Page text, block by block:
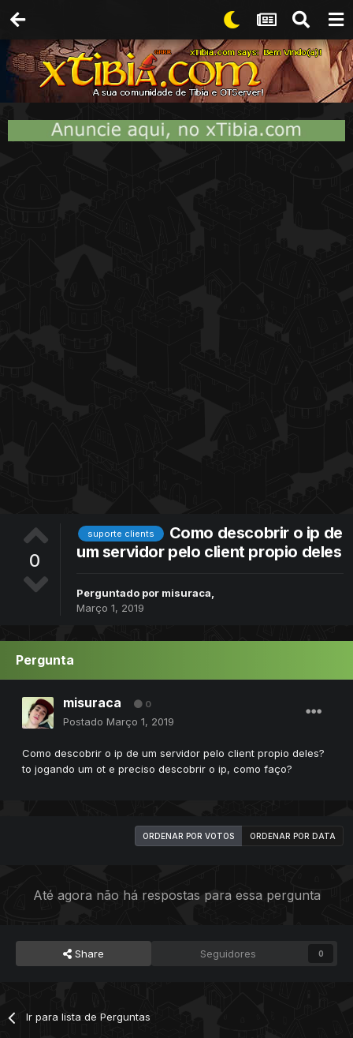
0
suporte clients
Como descobrir o ip de
um servidor pelo client propio deles
Perguntado por misuraca
Março 1, 2019
Pergunta
misuraca 0
Postado Março 1, 2019
Como descobrir o ip de um servidor pelo client propio deles?
to jogando um ot e preciso descobrir o ip, como faço?
ORDENAR POR VOTOS ORDENAR POR DATA
Até agora não há respostas para essa pergunta
Share Seguidores 0
Ir para lista de Perguntas